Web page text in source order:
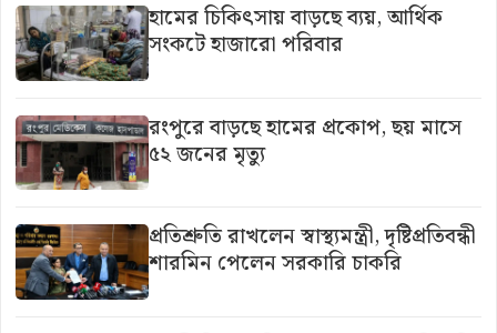
হামের চিকিৎসায় বাড়ছে ব্যয়, আর্থিক
সংকটে হাজারো পরিবার
রংপুরে বাড়ছে হামের প্রকোপ, ছয় মাসে
৫২ জনের মৃত্যু
প্রতিশ্রুতি রাখলেন স্বাস্থ্যমন্ত্রী, দৃষ্টিপ্রতিবন্ধী
শারমিন পেলেন সরকারি চাকরি